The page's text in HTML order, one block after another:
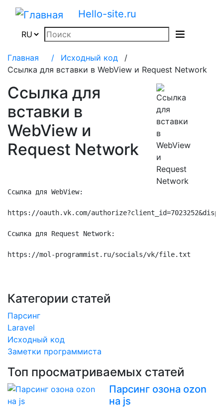
Hello-site.ru
Главная / Исходный код
/
Ссылка для вставки в WebView и Request Network
Ссылка для
вставки в
WebView и
Request Network
Ссылка для WebView:
https://oauth.vk.com/
Ссылка для Request Network:
https://mol-programmist.ru/socials/vk/file.txt
Категории статей
Парсинг
Laravel
Исходный код
Заметки программиста
Топ просматриваемых статей
Парсинг озона ozon
на js